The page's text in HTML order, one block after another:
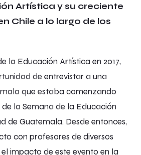
Artística y su creciente
Chile a lo largo de los
la Educación Artística en 2017,
de entrevistar a una
que estaba comenzando
la Semana de la Educación
de Guatemala. Desde entonces,
con profesores de diversos
impacto de este evento en la